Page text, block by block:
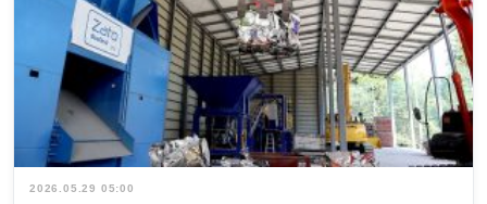
2026.05.29 05:00